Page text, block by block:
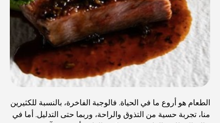
الطعام هو أروع ما في الحياة. فالوجبة الفاخرة، بالنسبة للكثيرين
منا، تجربة حسية من التذوق والراحة، وربما حتى التدليل. أما في